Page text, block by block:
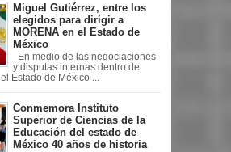
Miguel Gutiérrez, entre los
elegidos para dirigir a
MORENA en el Estado de
México
En medio de las negociaciones
y disputas internas dentro de
Estado de México ...
Conmemora Instituto
Superior de Ciencias de la
Educación del estado de
México 40 años de historia